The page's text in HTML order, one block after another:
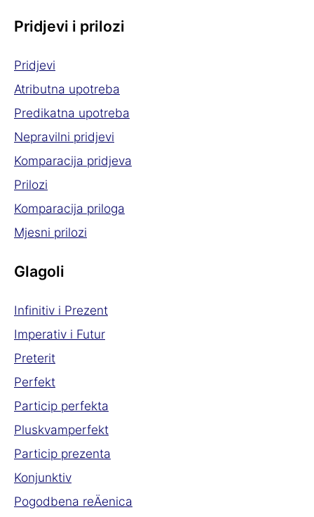
Pridjevi i prilozi
Pridjevi
Atributna upotreba
Predikatna upotreba
Nepravilni pridjevi
Komparacija pridjeva
Prilozi
Komparacija priloga
Mjesni prilozi
Glagoli
Infinitiv i Prezent
Imperativ i Futur
Preterit
Perfekt
Particip perfekta
Pluskvamperfekt
Particip prezenta
Konjunktiv
Pogodbena reÄenica